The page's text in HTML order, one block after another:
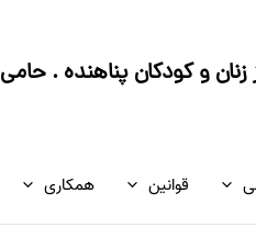
و کودکان پناهنده . حامی
قوانین همکاری